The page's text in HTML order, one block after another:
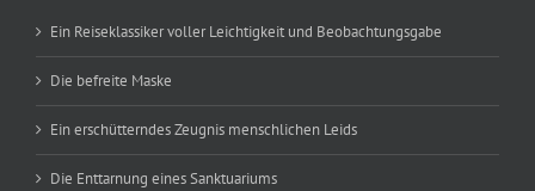
Ein Reiseklassiker voller Leichtigkeit und Beobachtungsgabe
Die befreite Maske
Ein erschütterndes Zeugnis menschlichen Leids
Die Enttarnung eines Sanktuariums